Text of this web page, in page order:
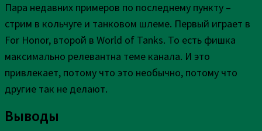
Пара недавних примеров по последнему пункту –
стрим в кольчуге и танковом шлеме. Первый играет в
For Honor, второй в World of Tanks. То есть фишка
максимально релевантна теме канала. И это
привлекает, потому что это необычно, потому что
другие так не делают.
Выводы